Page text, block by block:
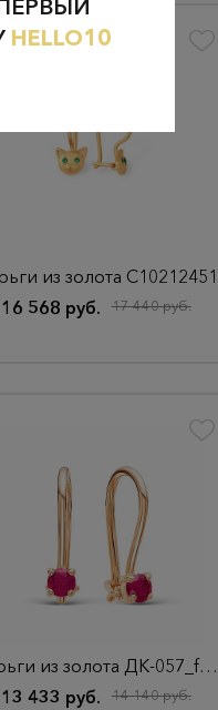
из золота С10212451
16 568 руб.
17 440 руб.
Серьги из золота ДК-057_f-013
13 433 руб.
14 140 руб.
HELLO10